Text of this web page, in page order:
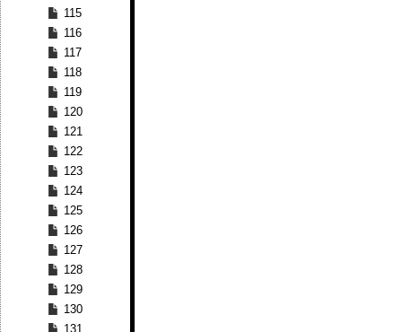
115
116
117
118
119
120
121
122
123
124
125
126
127
128
129
130
131